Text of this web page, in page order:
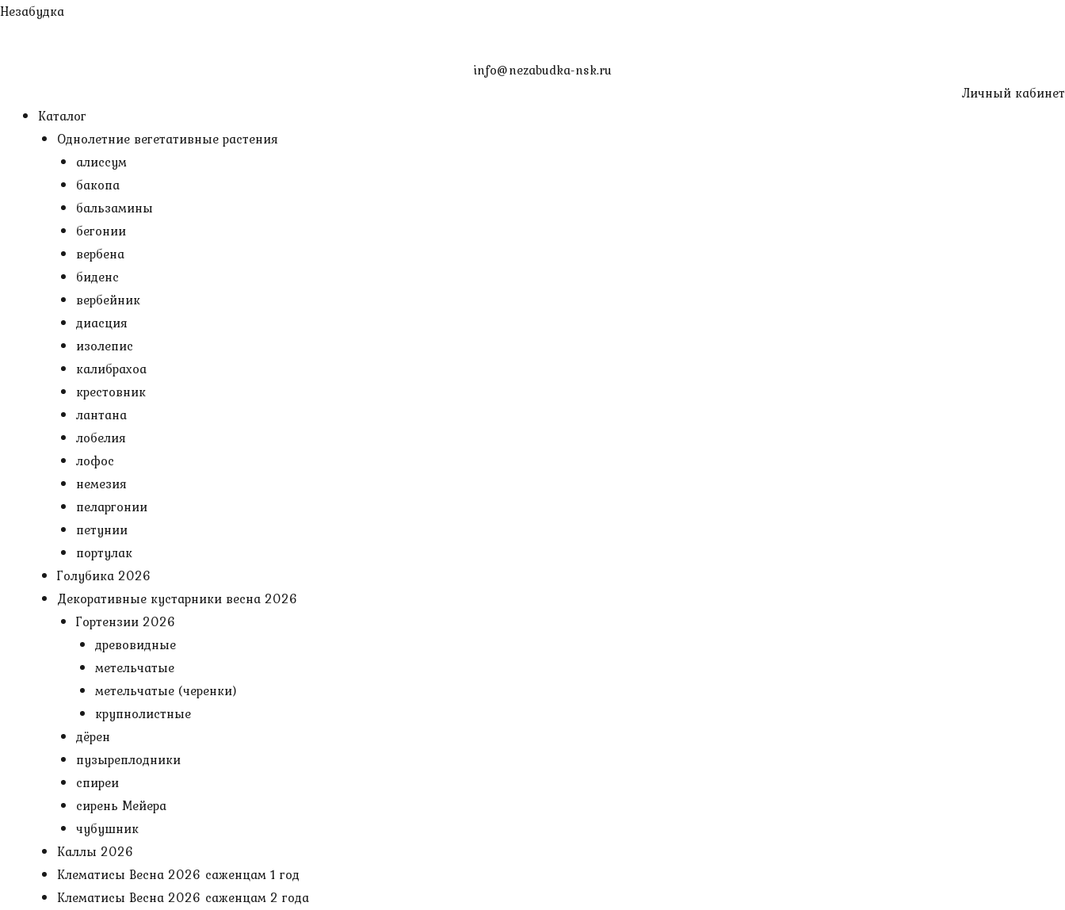
Перейти
Незабудка
info@nezabudka-nsk.ru
Личный кабинет
Каталог
Однолетние вегетативные растения
алиссум
бакопа
бальзамины
бегонии
вербена
биденс
вербейник
диасция
изолепис
калибрахоа
крестовник
лантана
лобелия
лофос
немезия
пеларгонии
петунии
портулак
Голубика 2026
Декоративные кустарники весна 2026
Гортензии 2026
древовидные
метельчатые
метельчатые (черенки)
крупнолистные
дёрен
пузыреплодники
спиреи
сирень Мейера
чубушник
Каллы 2026
Клематисы Весна 2026 саженцам 1 год
Клематисы Весна 2026 саженцам 2 года